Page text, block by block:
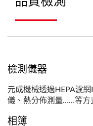
檢測儀器
元成機械透過HEPA濾
儀、熱分佈測量……等方
相簿